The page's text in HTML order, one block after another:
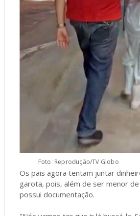
Foto: Reprodução/TV Globo
Os pais agora tentam juntar
garota, pois, além de ser menor
possui documentação.